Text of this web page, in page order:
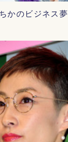
かのビジネス夢